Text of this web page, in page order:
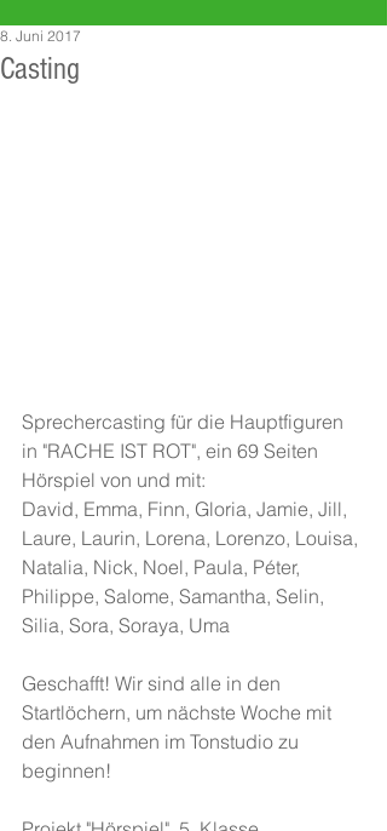
Casting
8. Juni 2017
Sprechercasting für die Hauptfiguren
in "RACHE IST ROT", ein 69 Seiten
Hörspiel von und mit:
David, Emma, Finn, Gloria, Jamie, Jill,
Laure, Laurin, Lorena, Lorenzo, Louisa,
Natalia, Nick, Noel, Paula, Péter,
Philippe, Salome, Samantha, Selin,
Silia, Sora, Soraya, Uma
Geschafft! Wir sind alle in den
Startlöchern, um nächste Woche mit
den Aufnahmen im Tonstudio zu
beginnen!